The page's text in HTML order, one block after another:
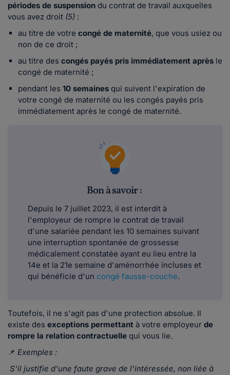
périodes de suspension du contrat de travail auxquelles
vous avez droit (5) :
au titre de votre congé de maternité, que vous usiez ou
non de ce droit ;
au titre des congés payés pris immédiatement après le
congé de maternité ;
pendant les 10 semaines qui suivent l'expiration de
votre congé de maternité ou les congés payés pris
immédiatement après le congé de maternité.
Bon à savoir :
Depuis le 7 juillet 2023, il est interdit à
l'employeur de rompre le contrat de travail
d'une salariée pendant les 10 semaines suivant
une interruption spontanée de grossesse
médicalement constatée ayant eu lieu entre la
14e et la 21e semaine d'aménorrhée incluses et
qui bénéficie d'un congé fausse-couche.
Toutefois, il ne s'agit pas d'une protection absolue. Il
existe des exceptions permettant à votre employeur de
rompre la relation contractuelle qui vous lie.
📌 Exemples :
S'il justifie d'une faute grave de l'intéressée, non liée à